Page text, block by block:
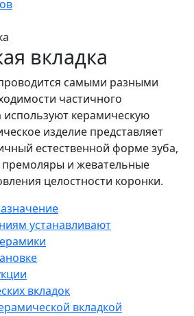
вкладка
самыми разными
частичного
используют керамическую
изделие представляет
естественной форме зуба,
и жевательные
целостности коронки.
устанавливают
вкладок
вкладкой